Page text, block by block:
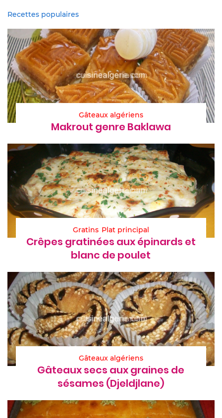
Recettes populaires
Gâteaux algériens
Makrout genre Baklawa
Gratins Plat principal
Crêpes gratinées aux épinards et
blanc de poulet
Gâteaux algériens
Gâteaux secs aux graines de
sésames (Djeldjlane)